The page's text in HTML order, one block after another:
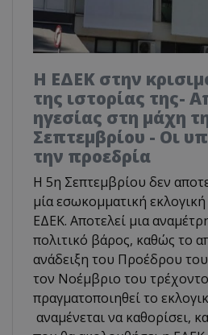
Η ΕΔΕΚ στην
της ιστορίας της-
ηγεσίας στη μάχη
Σεπτεμβρίου - Οι
την προεδρία
Η 5η Σεπτεμβρίου δεν
μία εσωκομματική εκλογική
ΕΔΕΚ. Αποτελεί μια
πολιτικό βάρος, καθώς το
ανάδειξη του Προέδρου
τον Νοέμβριο του
πραγματοποιηθεί το
αναμένεται να καθορίσει,